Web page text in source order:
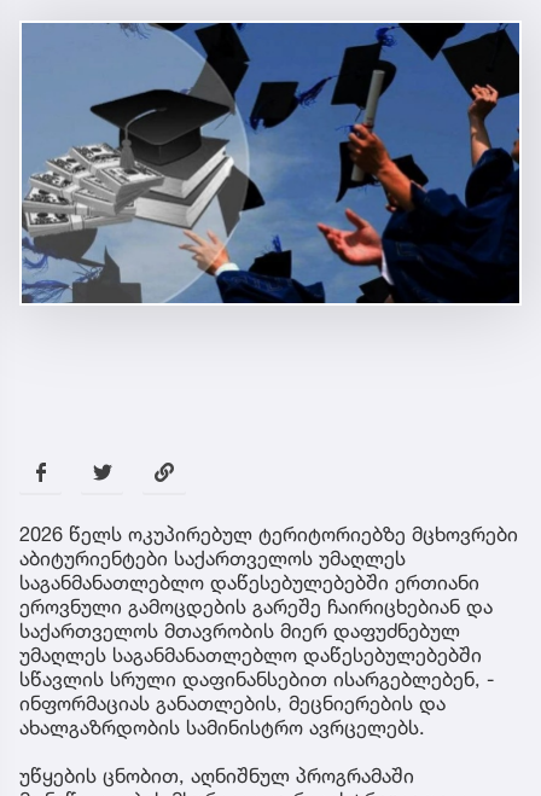
2026 წელს ოკუპირებულ ტერიტორიებზე მცხოვრები
აბიტურიენტები საქართველოს უმაღლეს
საგანმანათლებლო დაწესებულებებში ერთიანი
ეროვნული გამოცდების გარეშე ჩაირიცხებიან და
საქართველოს მთავრობის მიერ დაფუძნებულ
უმაღლეს საგანმანათლებლო დაწესებულებებში
სწავლის სრული დაფინანსებით ისარგებლებენ, -
ინფორმაციას განათლების, მეცნიერების და
ახალგაზრდობის სამინისტრო ავრცელებს.
უწყების ცნობით, აღნიშნულ პროგრამაში